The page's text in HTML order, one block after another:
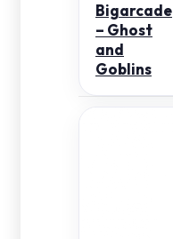
Bigarcade
– Ghost
and
Goblins